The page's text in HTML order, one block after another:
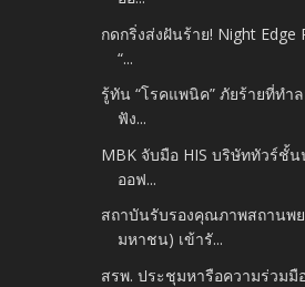
กดกริ่งส่งฝันร้าย! Night Edge
“...
รู้ทัน “โรคแพนิค” ภัยร้ายที่ทำ
ฟัง...
MBK จับมือ HIS บริษัททัวร์ชั้
ออฟ...
สถาบันรับรองคุณภาพสถานพ
มหาชน) เข้ารั...
สรพ. ประชุมหารือความร่วมมื